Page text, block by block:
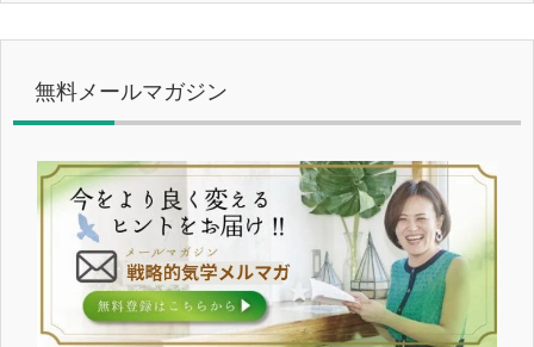
無料メールマガジン